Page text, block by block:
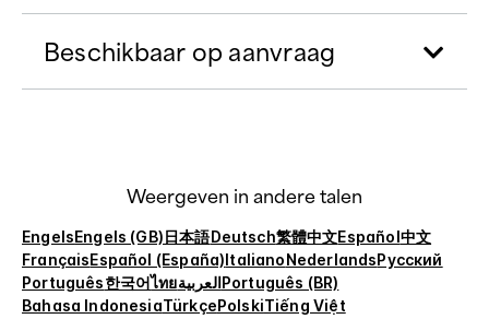
Beschikbaar op aanvraag
Weergeven in andere talen
EngelsEngels (GB)日本語Deutsch繁體中文Español中文
FrançaisEspañol (España)ItalianoNederlandsРусский
Português한국어ไทยالعربيةPortuguês (BR)
Bahasa IndonesiaTürkçePolskiTiếng Việt